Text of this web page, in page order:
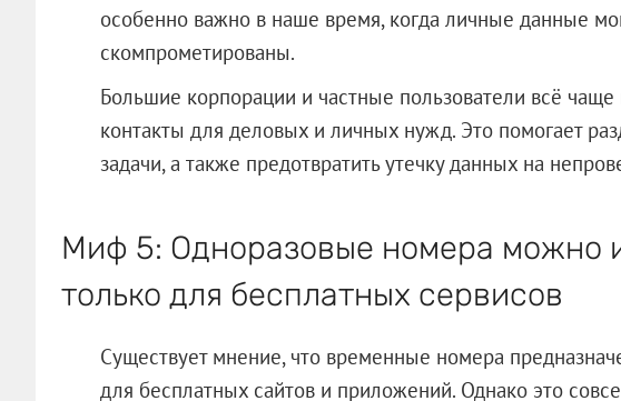
особенно важно в наше время, когда личные данные
скомпрометированы.
Большие корпорации и частные пользователи всё
контакты для деловых и личных нужд. Это помогает
задачи, а также предотвратить утечку данных на
Миф 5: Одноразовые номера можно
только для бесплатных сервисов
Существует мнение, что временные номера
для бесплатных сайтов и приложений. Однако это